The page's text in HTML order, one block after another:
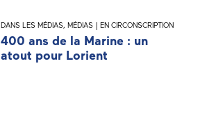
DANS LES MÉDIAS, MÉDIAS | EN CIRCONSCRIPTION
400 ans de la Marine : un
atout pour Lorient